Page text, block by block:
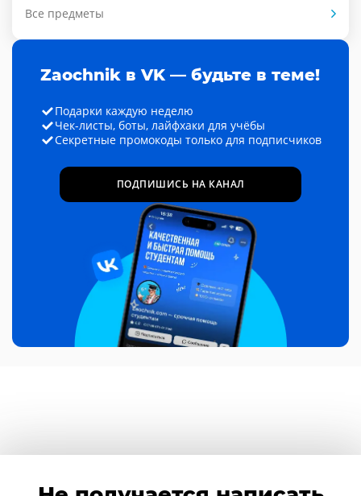
Все предметы
Zaochnik в VK — будьте в теме!
Подарки каждую неделю
Чек-листы, боты, лайфхаки для учёбы
Секретные промокоды только для подписчиков
ПОДПИШИСЬ НА КАНАЛ